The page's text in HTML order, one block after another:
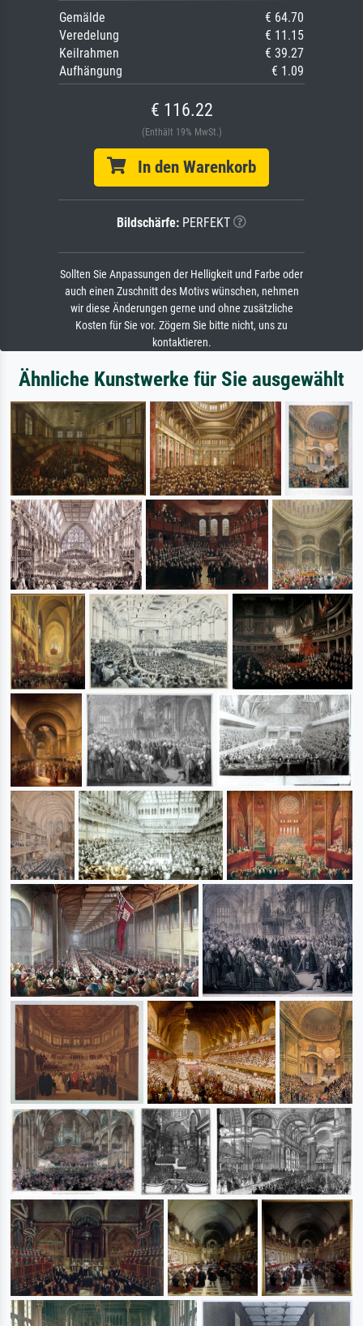
Gemälde
€ 64.70
Veredelung
€ 11.15
Keilrahmen
€ 39.27
Aufhängung
€ 1.09
€ 116.22
(Enthält 19% MwSt.)
In den Warenkorb
Bildschärfe: PERFEKT
Sollten Sie Anpassungen der Helligkeit und Farbe oder
auch einen Zuschnitt des Motivs wünschen, nehmen
wir diese Änderungen gerne und ohne zusätzliche
Kosten für Sie vor. Zögern Sie bitte nicht, uns zu
kontaktieren.
Ähnliche Kunstwerke für Sie ausgewählt